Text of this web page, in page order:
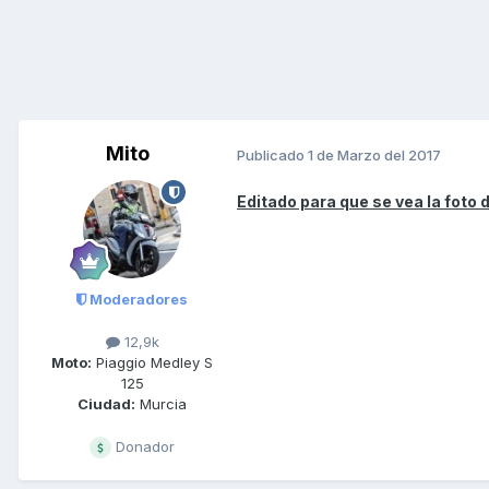
Mito
Moderadores
12,9k
Moto: Piaggio Medley S
125
Ciudad: Murcia
Donador
Publicado 1 de Marzo del 2017
Editado para que se vea la foto